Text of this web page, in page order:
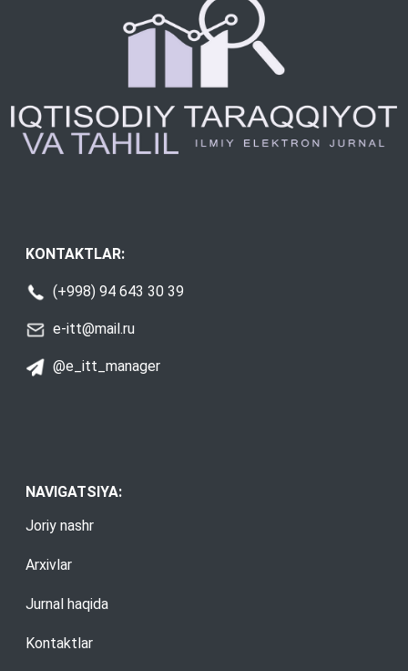
KONTAKTLAR:
(+998) 94 643 30 39
e-itt@mail.ru
@e_itt_manager
NAVIGATSIYA:
Joriy nashr
Arxivlar
Jurnal haqida
Kontaktlar